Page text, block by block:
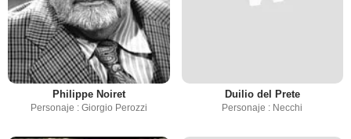
Philippe Noiret
Personaje : Giorgio Perozzi
Duilio del Prete
Personaje : Necchi